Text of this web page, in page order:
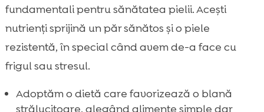
fundamentali pentru sănătatea pielii. Acești
nutrienți sprijină un păr sănătos și o piele
rezistentă, în special când avem de-a face cu
frigul sau stresul.
Adoptăm o dietă care favorizează o blană
strălucitoare, alegând alimente simple dar